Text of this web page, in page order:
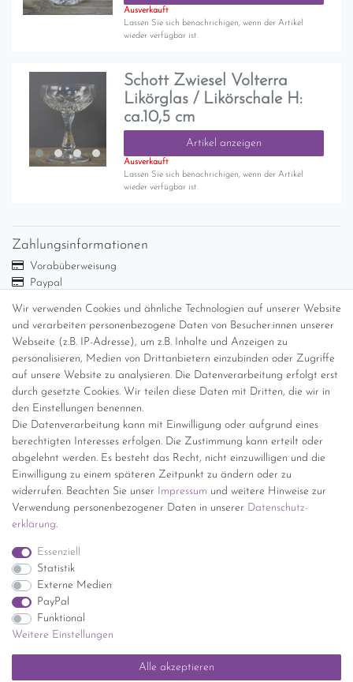
Ausverkauft
Lassen Sie sich benachrichigen, wenn der Artikel
wieder verfügbar ist.
Schott Zwiesel Volterra
Likörglas / Likörschale H:
ca.10,5 cm
Artikel anzeigen
Ausverkauft
Lassen Sie sich benachrichigen, wenn der Artikel
wieder verfügbar ist.
Wir verwenden Cookies und ähnliche Technologien auf unserer Website
und verarbeiten personenbezogene Daten von Besucher:innen unserer
Webseite (z.B. IP-Adresse), um z.B. Inhalte und Anzeigen zu
personalisieren, Medien von Drittanbietern einzubinden oder Zugriffe
auf unsere Website zu analysieren. Die Datenverarbeitung erfolgt erst
durch gesetzte Cookies. Wir teilen diese Daten mit Dritten, die wir in
den Einstellungen benennen.
Die Datenverarbeitung kann mit Einwilligung oder aufgrund eines
berechtigten Interesses erfolgen. Die Zustimmung kann erteilt oder
abgelehnt werden. Es besteht das Recht, nicht einzuwilligen und die
Einwilligung zu einem späteren Zeitpunkt zu ändern oder zu
widerrufen. Beachten Sie unser Impressum und weitere Hinweise zur
Verwendung personenbezogener Daten in unserer Daten­schutz­
erklärung.
Essenziell
Statistik
Externe Medien
PayPal
Funktional
Weitere Einstellungen
Alle akzeptieren
Zahlungsinformationen
Vorabüberweisung
Paypal
Versandinformationen
Versand per GLS (6,90 Euro) oder DHL (8,49 Euro ) inkl. MwSt.
(innerhalb Deutschlands)
kostenfreie Lieferung ab 150 Euro Warenwert (innerhalb
Deutschlands)
Übersicht Internationale Versandkosten
Wir kaufen an
Sie haben zuviel Porzellan im Schrank? Gerne kaufen wir dieses an.
Einfach unverbindliches Angebot anfordern.
*Endpreis inkl. MwSt. (Dieser Artikel unterliegt gem. § 25a
UStG der Differenzbesteuerung, ein Ausweis der
Mehrwertsteuer auf der Rechnung erfolgt nicht.)
Impressum Daten­schutz­erklärung